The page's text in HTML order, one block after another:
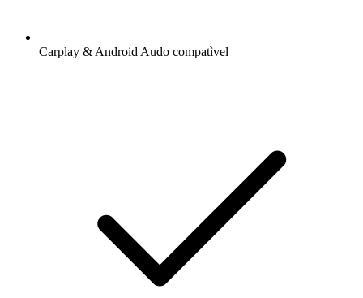
Carplay & Android Audo compatìvel